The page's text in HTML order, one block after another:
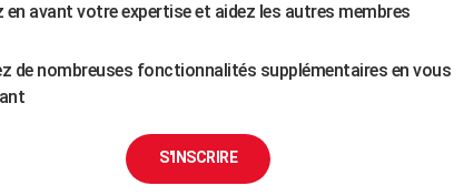
en avant votre expertise et aidez les autres membres
de nombreuses fonctionnalités supplémentaires en vous
S'INSCRIRE